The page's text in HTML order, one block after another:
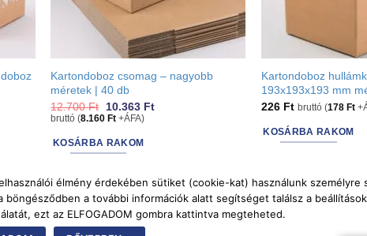
Kartondoboz csomag – nagyobb
méretek | 40 db
12.700Ft
Original
price
12.700 Ft.
10.363 FtCurrent
bruttó (8.160 Ft +ÁFA)
KOSÁRBA RAKOM
Kartondoboz
193x193x193 mm
226 Ft bruttó (178 Ft
KOSÁRBA RAKOM
AfterPayCash
On
élmény érdekében sütiket (cookie-kat) használunk
a további információk alatt segítséget találsz a
ezt az ELFOGADOM gombra kattintva megteheted.